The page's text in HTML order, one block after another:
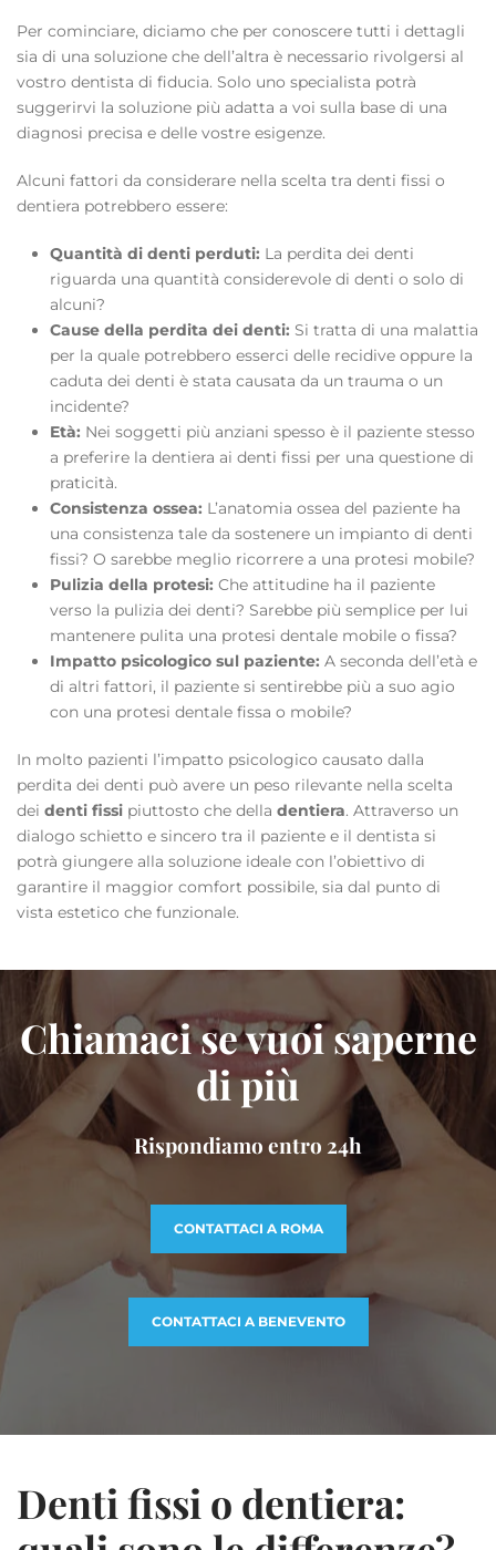
Per cominciare, diciamo che per conoscere tutti i dettagli
sia di una soluzione che dell’altra è necessario rivolgersi al
vostro dentista di fiducia. Solo uno specialista potrà
suggerirvi la soluzione più adatta a voi sulla base di una
diagnosi precisa e delle vostre esigenze.
Alcuni fattori da considerare nella scelta tra denti fissi o
dentiera potrebbero essere:
Quantità di denti perduti: La perdita dei denti
riguarda una quantità considerevole di denti o solo di
alcuni?
Cause della perdita dei denti: Si tratta di una malattia
per la quale potrebbero esserci delle recidive oppure la
caduta dei denti è stata causata da un trauma o un
incidente?
Età: Nei soggetti più anziani spesso è il paziente stesso
a preferire la dentiera ai denti fissi per una questione di
praticità.
Consistenza ossea: L’anatomia ossea del paziente ha
una consistenza tale da sostenere un impianto di denti
fissi? O sarebbe meglio ricorrere a una protesi mobile?
Pulizia della protesi: Che attitudine ha il paziente
verso la pulizia dei denti? Sarebbe più semplice per lui
mantenere pulita una protesi dentale mobile o fissa?
Impatto psicologico sul paziente: A seconda dell’età e
di altri fattori, il paziente si sentirebbe più a suo agio
con una protesi dentale fissa o mobile?
In molto pazienti l’impatto psicologico causato dalla
perdita dei denti può avere un peso rilevante nella scelta
dei denti fissi piuttosto che della dentiera. Attraverso un
dialogo schietto e sincero tra il paziente e il dentista si
potrà giungere alla soluzione ideale con l’obiettivo di
garantire il maggior comfort possibile, sia dal punto di
vista estetico che funzionale.
Chiamaci se vuoi saperne
di più
Rispondiamo entro 24h
CONTATTACI A ROMA
CONTATTACI A BENEVENTO
Denti fissi o dentiera: